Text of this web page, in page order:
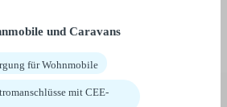
und Caravans
für Wohnmobile
mit CEE-